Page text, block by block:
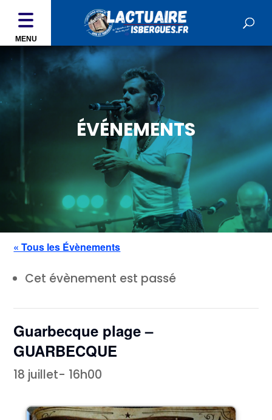
MENU
ÉVÉNEMENTS
« Tous les Évènements
Cet évènement est passé
Guarbecque plage –
GUARBECQUE
18 juillet- 16h00